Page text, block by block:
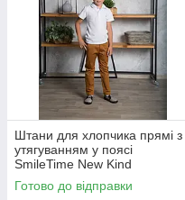
Штани для хлопчика прямі з
утягуванням у поясі
SmileTime New Kind
Готово до відправки